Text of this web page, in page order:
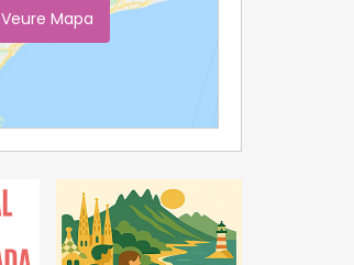
Veure Mapa